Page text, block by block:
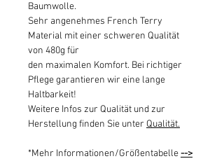
Baumwolle.
Sehr angenehmes French Terry
Material mit einer schweren Qualität
von 480g für
den maximalen Komfort. Bei richtiger
Pflege garantieren wir eine lange
Haltbarkeit!
Weitere Infos zur Qualität und zur
Herstellung finden Sie unter Qualität.
*Mehr Informationen/Größentabelle-->